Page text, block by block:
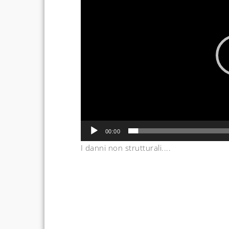
00:00
I danni non strutturali....